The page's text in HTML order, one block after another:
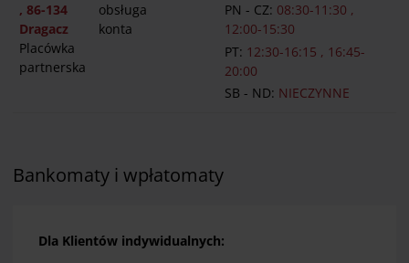
, 86-134
Dragacz
Placówka
partnerska
obsługa
konta
PN - CZ: 08:30-11:30 ,
12:00-15:30
PT: 12:30-16:15 , 16:45-
20:00
SB - ND: NIECZYNNE
Bankomaty i wpłatomaty
Dla Klientów indywidualnych: